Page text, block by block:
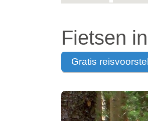
Fietsen
gratis